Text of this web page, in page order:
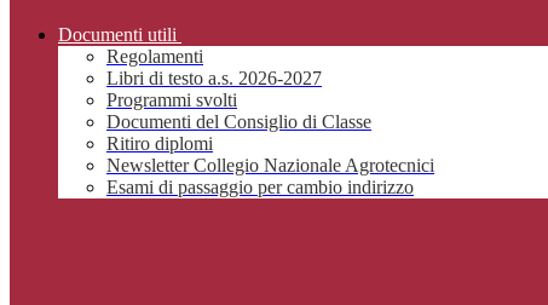
Documenti utili
Regolamenti
Libri di testo a.s. 2026-2027
Programmi svolti
Documenti del Consiglio di Classe
Ritiro diplomi
Newsletter Collegio Nazionale Agrotecnici
Esami di passaggio per cambio indirizzo